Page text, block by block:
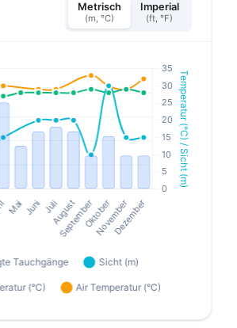
Metrisch
(m, °C)
Imperial
(ft, °F)